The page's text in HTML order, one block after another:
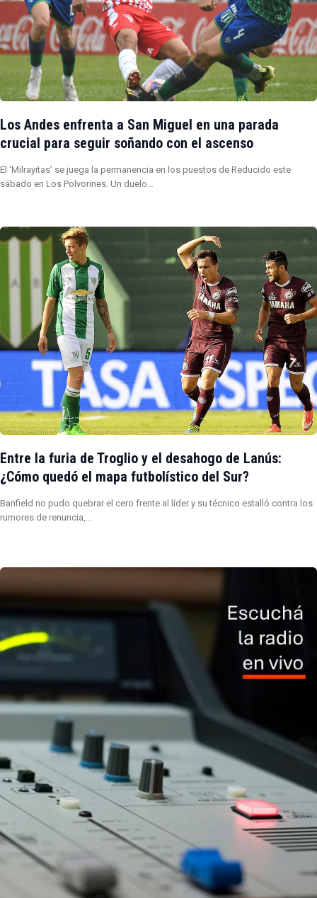
Los Andes enfrenta a San Miguel en una parada
crucial para seguir soñando con el ascenso
El ‘Milrayitas’ se juega la permanencia en los puestos de Reducido este
sábado en Los Polvorines. Un duelo…
Entre la furia de Troglio y el desahogo de Lanús:
¿Cómo quedó el mapa futbolístico del Sur?
Banfield no pudo quebrar el cero frente al líder y su técnico estalló contra los
rumores de renuncia,…